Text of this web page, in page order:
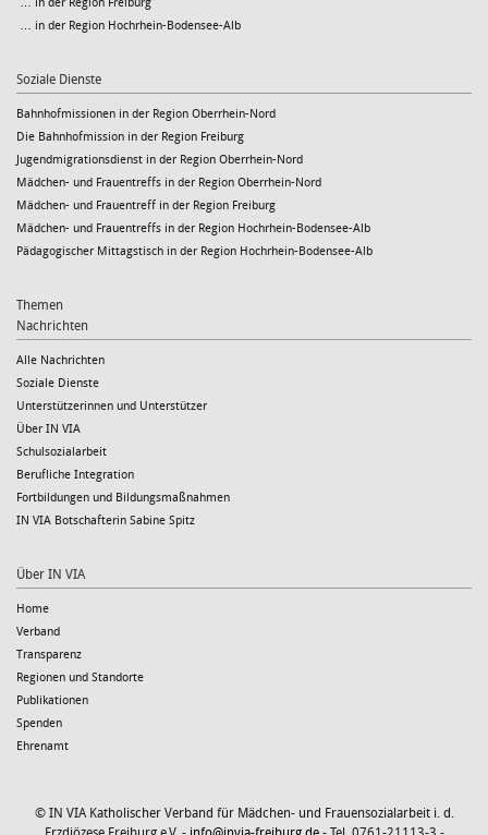
… in der Region Hochrhein-Bodensee-Alb
Soziale Dienste
Bahnhofmissionen in der Region Oberrhein-Nord
Die Bahnhofmission in der Region Freiburg
Jugendmigrationsdienst in der Region Oberrhein-Nord
Mädchen- und Frauentreffs in der Region Oberrhein-Nord
Mädchen- und Frauentreff in der Region Freiburg
Mädchen- und Frauentreffs in der Region Hochrhein-Bodensee-Alb
Pädagogischer Mittagstisch in der Region Hochrhein-Bodensee-Alb
Themen
Nachrichten
Alle Nachrichten
Soziale Dienste
Unterstützerinnen und Unterstützer
Über IN VIA
Schulsozialarbeit
Berufliche Integration
Fortbildungen und Bildungsmaßnahmen
IN VIA Botschafterin Sabine Spitz
Über IN VIA
Home
Verband
Transparenz
Regionen und Standorte
Publikationen
Spenden
Ehrenamt
© IN VIA Katholischer Verband für Mädchen- und Frauensozialarbeit i. d.